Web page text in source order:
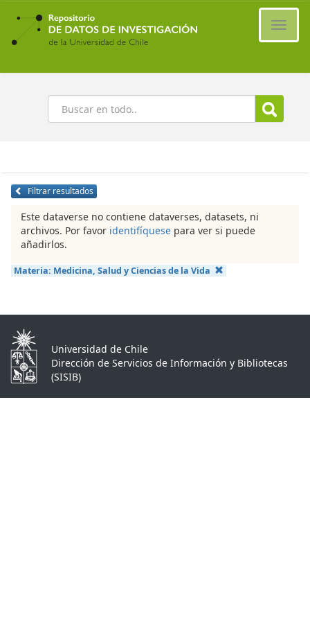
Ir
contenido
principal
Buscar
Filtrar resultados
Este dataverse no contiene dataverses, datasets, ni
archivos. Por favor identifíquese para ver si puede
añadirlos.
Materia: Medicina, Salud y Ciencias de la Vida
Universidad de Chile
Dirección de Servicios de Información y Bibliotecas
(SISIB)